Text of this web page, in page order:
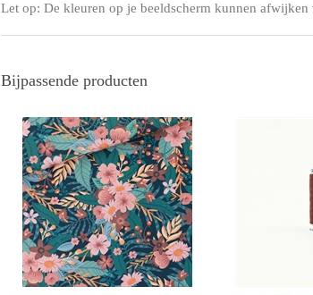
Let op: De kleuren op je beeldscherm kunnen
Bijpassende producten